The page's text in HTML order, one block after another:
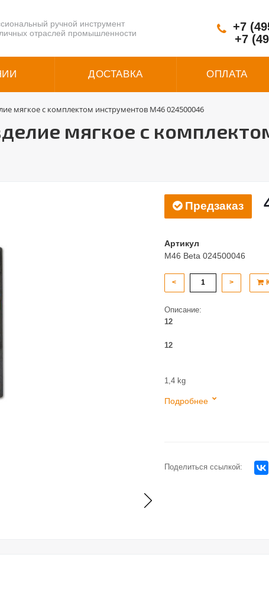
ручной инструмент
отраслей промышленности
+7
+7
ДОСТАВКА ОПЛАТА
мягкое с комплектом инструментов M46 024500046
мягкое с
Предзаказ
Артикул
M46 Beta 024500046
< >
Описание:
12
12
1,4 kg
Подробнее
Поделиться ссылкой: